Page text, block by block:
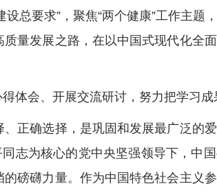
总要求”，聚焦“两个健康”工作主题
量发展之路，在以中国式现代化全
会、开展交流研讨，努力把学习成
确选择，是巩固和发展最广泛的
志为核心的党中央坚强领导下，中
磅礴力量。作为中国特色社会主义